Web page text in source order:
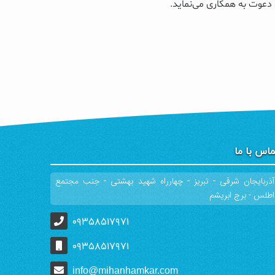
دعوت به همکاری می‌نماید.
با ما
آذربایجان شرقی - تبریز - چهارراه شهید بهشتی - جنب مجتمع
اطلس - برج ابریشم
۰۹۳۵۸۵۱۷۹۷۱
۰۹۳۵۸۵۱۷۹۷۱
info@mihanhamkar.com